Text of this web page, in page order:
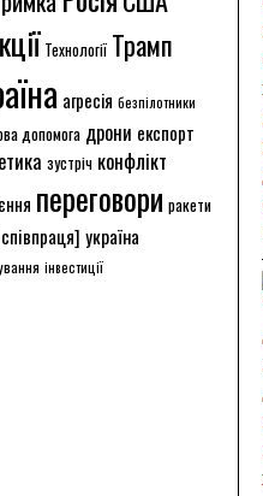
Технології Трамп
агресія безпілотники
допомога дрони експорт
зустріч конфлікт
переговори ракети
співпраця] україна
інвестиції